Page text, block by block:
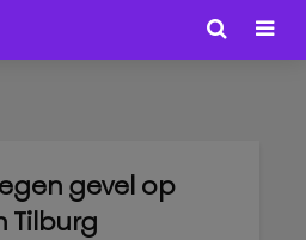
gevel op
Tilburg